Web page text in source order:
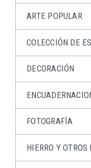
ARTE POPULAR
COLECCIÓN DE
DECORACIÓN
FOTOGRAFÍA
HIERRO Y